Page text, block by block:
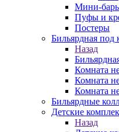
Мини-
Пуфы и
Постеры
Бильярдная под
Назад
Комната
Комната
Комната
Бильярдные
Детские
Назад